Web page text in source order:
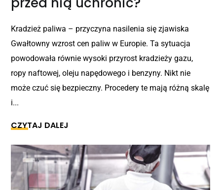
Kradzież paliwa – przyczyna nasilenia się zjawiska
Gwałtowny wzrost cen paliw w Europie. Ta sytuacja
powodowała równie wysoki przyrost kradzieży gazu,
ropy naftowej, oleju napędowego i benzyny. Nikt nie
może czuć się bezpieczny. Procedery te mają różną skalę
i...
CZYTAJ DALEJ